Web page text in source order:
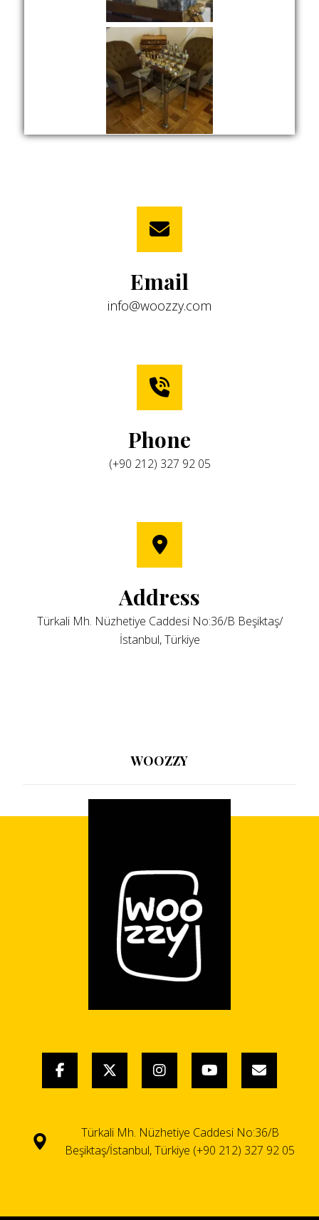
Email
info@woozzy.com
Phone
(+90 212) 327 92 05
Address
Türkali Mh. Nüzhetiye Caddesi No:36/B Beşiktaş/
İstanbul, Türkiye
WOOZZY
Türkali Mh. Nüzhetiye Caddesi No:36/B
Beşiktaş/İstanbul, Türkiye (+90 212) 327 92 05